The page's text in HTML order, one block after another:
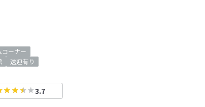
コーナー
送迎有り
3.7